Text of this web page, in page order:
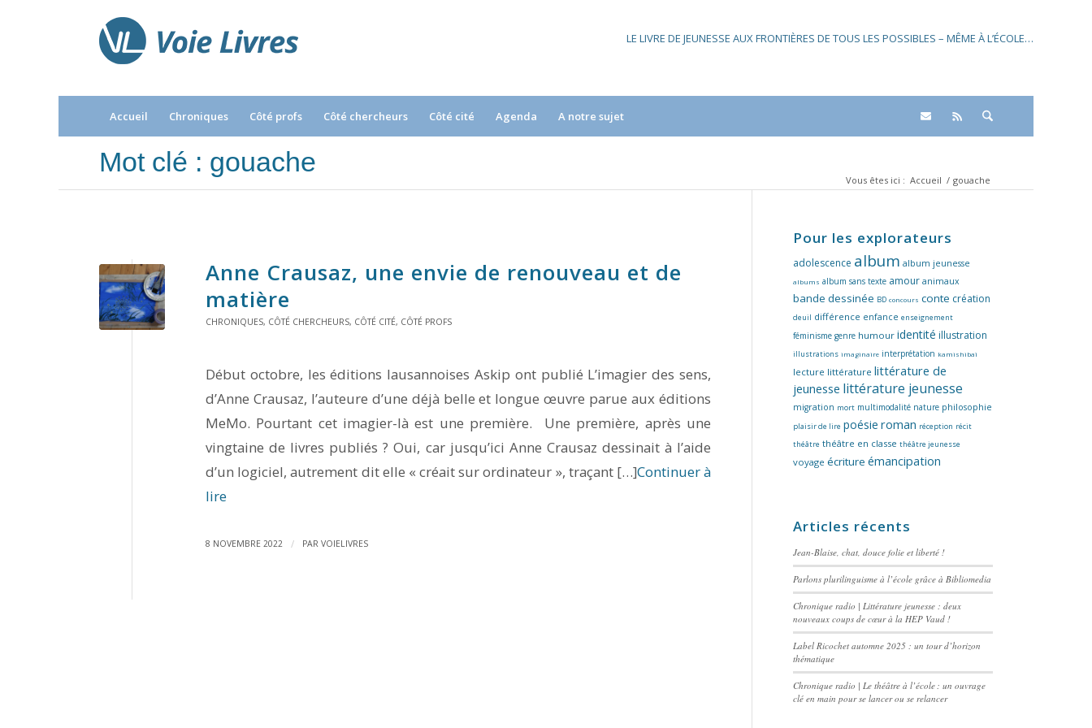
LE LIVRE DE JEUNESSE AUX FRONTIÈRES DE TOUS LES POSSIBLES – MÊME À L’ÉCOLE…
Accueil Chroniques Côté profs Côté chercheurs Côté cité Agenda A notre sujet
Mot clé : gouache
Vous êtes ici : Accueil / gouache
Anne Crausaz, une envie de renouveau et de
matière
CHRONIQUES, CÔTÉ CHERCHEURS, CÔTÉ CITÉ, CÔTÉ PROFS
Début octobre, les éditions lausannoises Askip ont publié L’imagier des sens,
d’Anne Crausaz, l’auteure d’une déjà belle et longue œuvre parue aux éditions
MeMo. Pourtant cet imagier-là est une première. Une première, après une
vingtaine de livres publiés ? Oui, car jusqu’ici Anne Crausaz dessinait à l’aide
d’un logiciel, autrement dit elle « créait sur ordinateur », traçant […]Continuer à
lire
8 NOVEMBRE 2022 / PAR VOIELIVRES
Pour les explorateurs
adolescence album album jeunesse
albums album sans texte amour animaux
bande dessinée BD concours conte création
deuil différence enfance enseignement
féminisme genre humour identité illustration
illustrations imaginaire interprétation kamishibaï
lecture littérature littérature de
jeunesse littérature jeunesse
migration mort multimodalité nature philosophie
plaisir de lire poésie roman réception récit
théâtre théâtre en classe théâtre jeunesse
voyage écriture émancipation
Articles récents
Jean-Blaise, chat, douce folie et liberté !
Parlons plurilinguisme à l’école grâce à Bibliomedia
Chronique radio | Littérature jeunesse : deux
nouveaux coups de cœur à la HEP Vaud !
Label Ricochet automne 2025 : un tour d’horizon
thématique
Chronique radio | Le théâtre à l’école : un ouvrage
clé en main pour se lancer ou se relancer